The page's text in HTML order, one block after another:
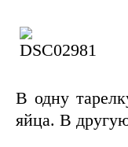
В одну
яйца. В